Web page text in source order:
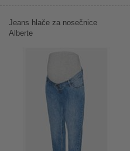
Jeans hlače za nosečnice
Alberte